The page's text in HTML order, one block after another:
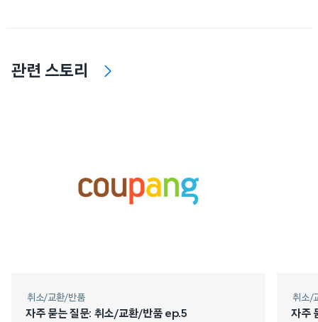
관련 스토리
취소/교환/반품
자주 묻는 질문: 취소/교환/반품 ep.5
취소/
자주